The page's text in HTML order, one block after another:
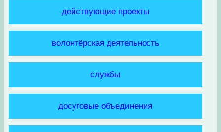
действующие проекты
волонтёрская деятельность
службы
досуговые объединения